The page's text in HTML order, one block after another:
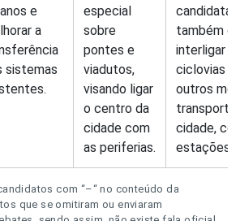
e
a
sistemas
especial
sobre
pontes e
viadutos,
visando ligar
o centro da
cidade com
as periferias.
candidata
também
interligar
ciclovias
outros
transporte
cidade,
estações.
com “–“ no conteúdo da
que se omitiram ou enviaram